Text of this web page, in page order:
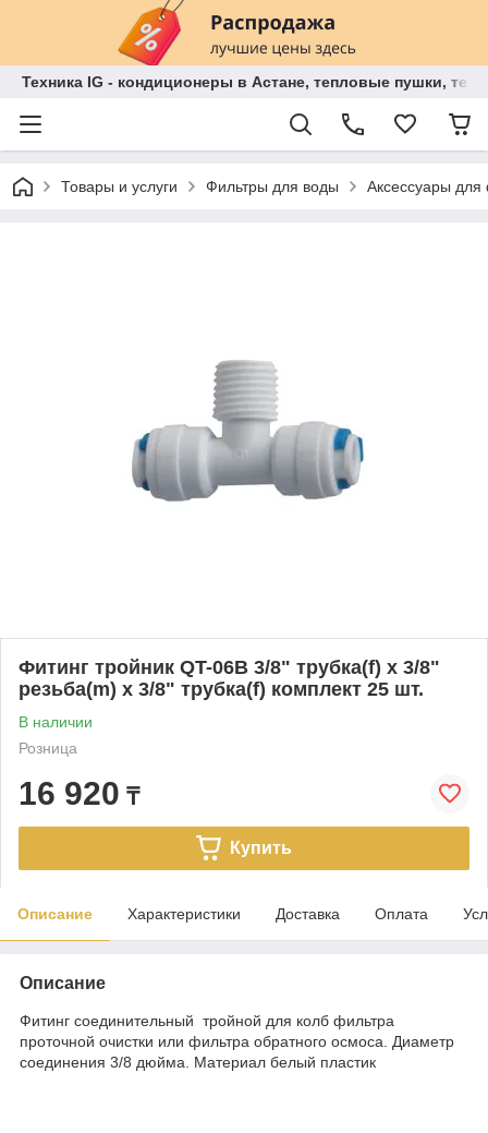
Техника IG - кондиционеры в Астане, тепловые пушки,
Товары и услуги Фильтры для воды Аксессуары для
Фитинг тройник QT-06B 3/8" трубка(f) x 3/8"
резьба(m) x 3/8" трубка(f) комплект 25 шт.
В наличии
Розница
16 920 ₸
Купить
Описание Характеристики Доставка Оплата
Описание
Фитинг соединительный тройной для колб фильтра
проточной очистки или фильтра обратного осмоса. Диаметр
соединения 3/8 дюйма. Материал белый пластик